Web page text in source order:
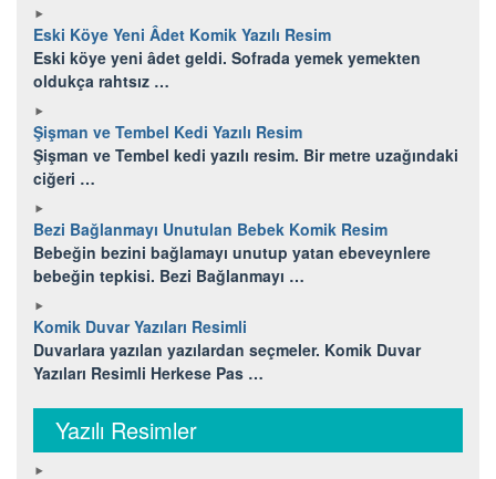
Eski Köye Yeni Âdet Komik Yazılı Resim
Eski köye yeni âdet geldi. Sofrada yemek yemekten
oldukça rahtsız …
Şişman ve Tembel Kedi Yazılı Resim
Şişman ve Tembel kedi yazılı resim. Bir metre uzağındaki
ciğeri …
Bezi Bağlanmayı Unutulan Bebek Komik Resim
Bebeğin bezini bağlamayı unutup yatan ebeveynlere
bebeğin tepkisi. Bezi Bağlanmayı …
Komik Duvar Yazıları Resimli
Duvarlara yazılan yazılardan seçmeler. Komik Duvar
Yazıları Resimli Herkese Pas …
Yazılı Resimler